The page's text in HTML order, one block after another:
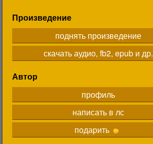
Произведение
поднять произведение
скачать аудио, fb2, epub и др.
Автор
профиль
написать в лс
подарить